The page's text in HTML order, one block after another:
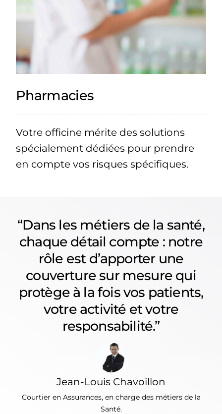
Pharmacies
Votre officine mérite des solutions
spécialement dédiées pour prendre
en compte vos risques spécifiques.
“Dans les métiers de la santé,
chaque détail compte : notre
rôle est d’apporter une
couverture sur mesure qui
protège à la fois vos patients,
votre activité et votre
responsabilité.”
Jean-Louis Chavoillon
Courtier en Assurances, en charge des métiers de la
Santé.